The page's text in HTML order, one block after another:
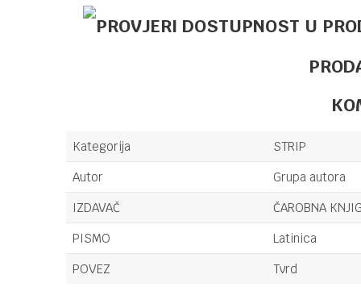
Kategorija
STRIP
Autor
Grupa autora
IZDAVAČ
ČAROBNA
PISMO
Latinica
POVEZ
Tvrd